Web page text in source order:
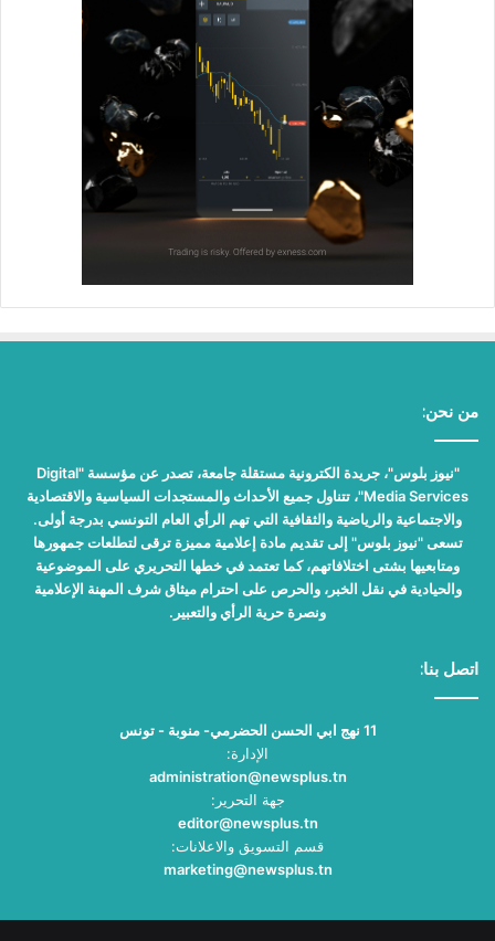
من نحن:
"نيوز بلوس"، جريدة الكترونية مستقلة جامعة، تصدر عن مؤسسة "Digital
Media Services"، تتناول جميع الأحداث والمستجدات السياسية والاقتصادية
والاجتماعية والرياضية والثقافية التي تهم الرأي العام التونسي بدرجة أولى.
تسعى "نيوز بلوس" إلى تقديم مادة إعلامية مميزة ترقى لتطلعات جمهورها
ومتابعيها بشتى اختلافاتهم، كما تعتمد في خطها التحريري على الموضوعية
والحيادية في نقل الخبر، والحرص على احترام ميثاق شرف المهنة الإعلامية
ونصرة حرية الرأي والتعبير.
اتصل بنا:
11 نهج ابي الحسن الحضرمي- منوبة - تونس
الإدارة:
administration@newsplus.tn
جهة التحرير:
editor@newsplus.tn
قسم التسويق والاعلانات:
marketing@newsplus.tn